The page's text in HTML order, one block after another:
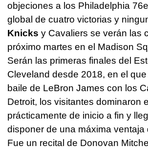
objeciones a los Philadelphia
global de cuatro victorias y
Knicks y Cavaliers se verán las
próximo martes en el Madison
Serán las primeras finales del
Cleveland desde 2018, en el
baile de LeBron James con los
Detroit, los visitantes dominaron
prácticamente de inicio a fin y
disponer de una máxima ventaja
Fue un recital de Donovan